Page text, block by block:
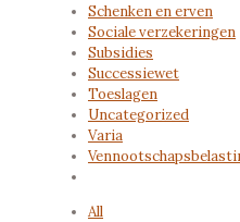
Schenken en erven
Sociale verzekeringen
Subsidies
Successiewet
Toeslagen
Uncategorized
Varia
All